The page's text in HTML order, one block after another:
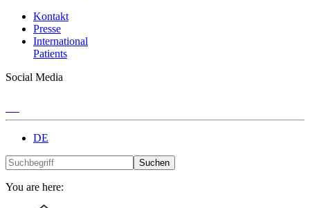
Kontakt
Presse
International
Patients
Social Media
DE
Suchen
You are here: